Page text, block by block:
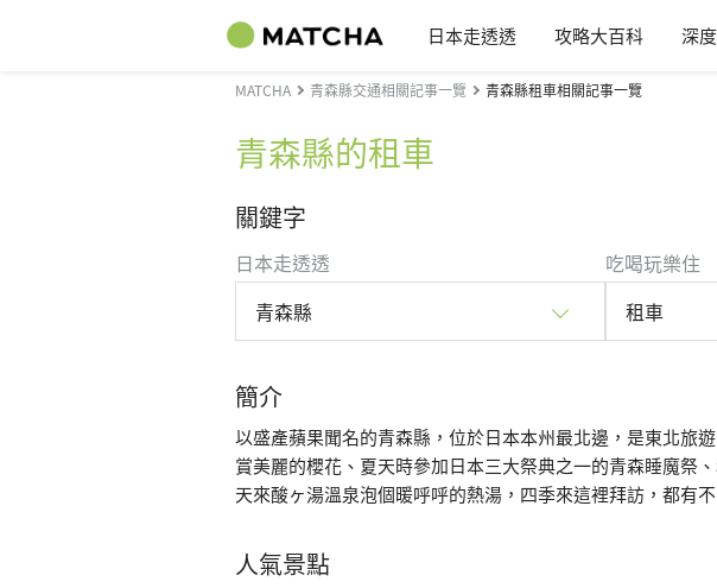
日本走透透 攻略大百科 深
MATCHA 青森縣交通相關記事一覽 青森縣租車相關記事一覽
青森縣的租車
關鍵字
日本走透透
青森縣
吃喝玩樂住
租車
簡介
以盛產蘋果聞名的青森縣，位於日本本州最北邊，是東北旅
賞美麗的櫻花、夏天時參加日本三大祭典之一的青森睡魔祭
天來酸ヶ湯溫泉泡個暖呼呼的熱湯，四季來這裡拜訪，都有
人氣景點